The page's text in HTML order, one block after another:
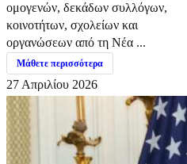
ομογενών, δεκάδων συλλόγων,
κοινοτήτων, σχολείων και
οργανώσεων από τη Νέα ...
Μάθετε περισσότερα
27 Απριλίου 2026